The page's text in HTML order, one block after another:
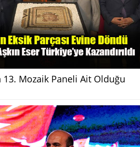
13. Mozaik Paneli Ait Olduğu